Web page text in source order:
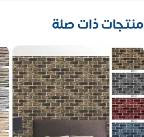
منتجات ذات صلة